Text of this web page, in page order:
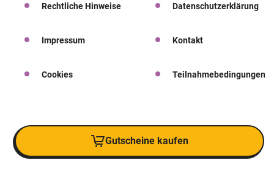
Rechtliche Hinweise
Datenschutzerklärung
Impressum Kontakt
Cookies Teilnahmebedingungen
Gutscheine kaufen